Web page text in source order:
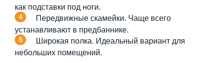
как подставки под ноги.
Передвижные скамейки. Чаще всего
устанавливают в предбаннике.
Широкая полка. Идеальный вариант для
небольших помещений.